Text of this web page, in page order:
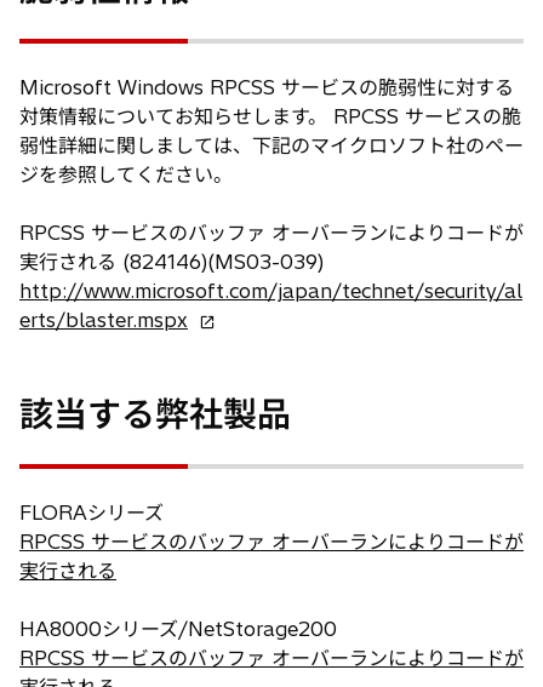
Microsoft Windows RPCSS サービスの脆弱性に対する
対策情報についてお知らせします。 RPCSS サービスの脆
弱性詳細に関しましては、下記のマイクロソフト社のペー
ジを参照してください。
RPCSS サービスのバッファ オーバーランによりコードが
実行される (824146)(MS03-039)
http://www.microsoft.com/japan/technet/security/al
erts/blaster.mspx 新
タ
ブ
で
該当する弊社製品
FLORAシリーズ
RPCSS サービスのバッファ オーバーランによりコードが
実行される
HA8000シリーズ/NetStorage200
RPCSS サービスのバッファ オーバーランによりコードが